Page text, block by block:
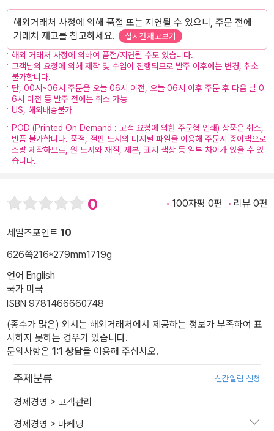
해외거래처 사정에 의해 품절 또는 지연될 수 있으니, 주문 전에
거래처 재고를 참고하세요.
실시간재고보기
해외 거래처 사정에 의하여 품절/지연될 수도 있습니다.
고객님의 요청에 의해 제작 및 수입이 진행되므로 발주 이후에는 변경, 취소
불가합니다.
단, 00시~06시 주문을 오늘 06시 이전, 오늘 06시 이후 주문 후 다음 날 0
6시 이전 등 발주 전에는 취소 가능
US, 해외배송불가
POD (Printed On Demand : 고객 요청에 의한 주문형 인쇄) 상품은 취소,
반품 불가합니다. 품절, 절판 도서의 디지털 파일을 이용해 주문시 종이책으로
소량 제작하므로, 원 도서와 재질, 제본, 표지 색상 등 일부 차이가 있을 수 있
습니다.
0 100자평 0편 리뷰 0편
세일즈포인트 10
626쪽216*279mm1719g
언어 English
국가 미국
ISBN 9781466660748
(종수가 많은) 외서는 해외거래처에서 제공하는 정보가 부족하여 표
시하지 못하는 경우가 있습니다.
문의사항은 1:1 상담을 이용해 주십시오.
주제분류 신간알림 신청
경제경영 > 고객관리
경제경영 > 마케팅